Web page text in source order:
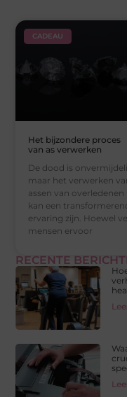
CADEAU
Het bijzondere proces
van as verwerken
De dood is
maar het verwerken
assen van overledenen
kan een
ervaring zijn. Hoewel
mensen ervoor
RECENTE